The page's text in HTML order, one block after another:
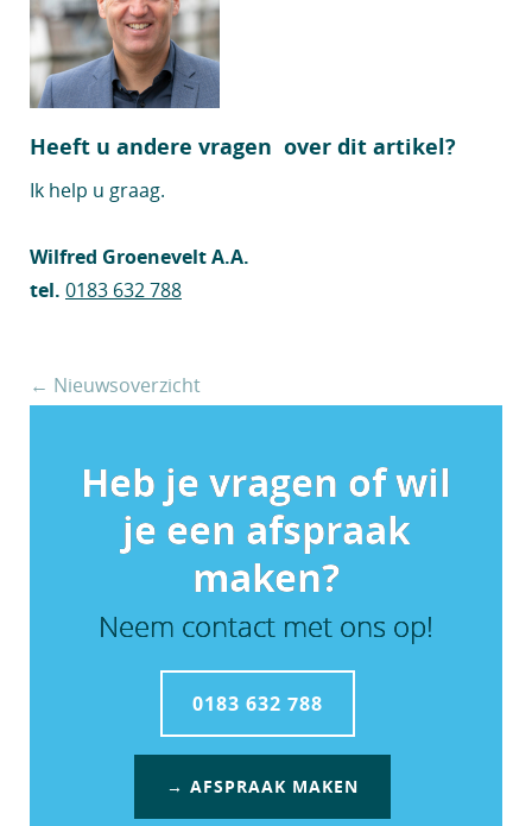
Heeft u andere vragen over dit artikel?
Ik help u graag.
Wilfred Groenevelt A.A.
tel. 0183 632 788
← Nieuwsoverzicht
Heb je vragen of wil
je een afspraak
maken?
Neem contact met ons op!
0183 632 788
→ AFSPRAAK MAKEN